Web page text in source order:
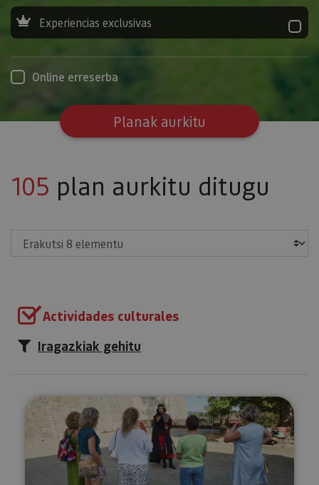
Experiencias exclusivas
Online erreserba
Planak aurkitu
105 plan aurkitu ditugu
Actividades culturales
Iragazkiak gehitu
Bisita antzeztuak: Iruña, hiri